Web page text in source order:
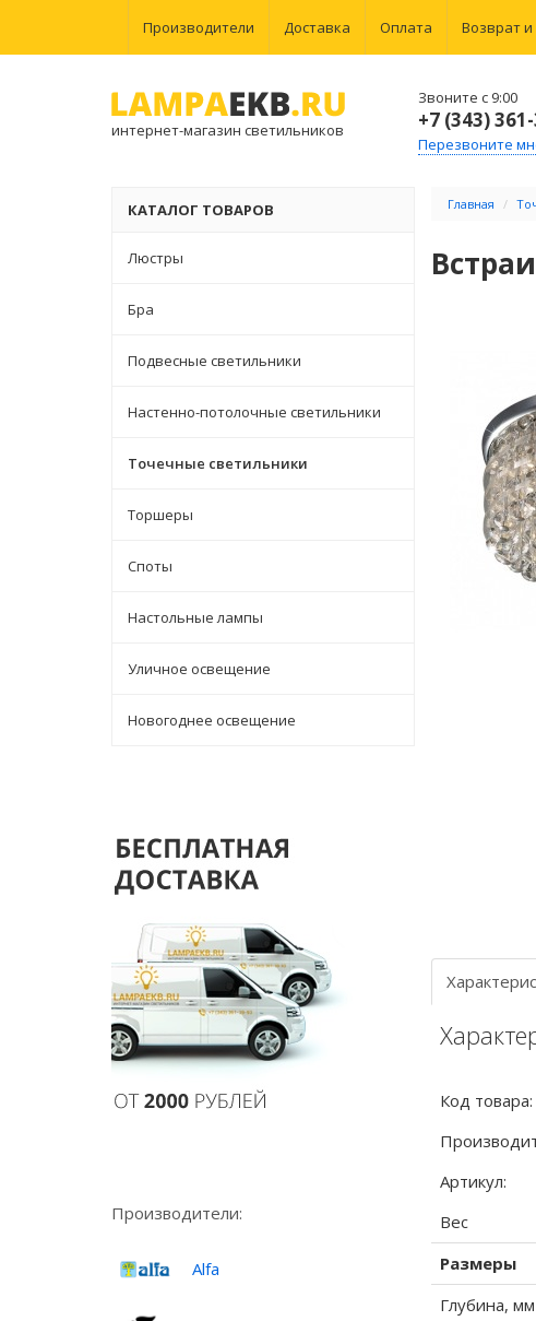
Производители Доставка Оплата Возврат
интернет-магазин светильников
Звоните с 9:00
+7 (343)
Перезвоните
КАТАЛОГ ТОВАРОВ
Люстры
Бра
Подвесные светильники
Настенно-потолочные светильники
Точечные светильники
Торшеры
Споты
Настольные лампы
Уличное освещение
Новогоднее освещение
Производители:
Alfa
Главная
Код товара:
Артикул:
Вес
Размеры
Глубина, мм